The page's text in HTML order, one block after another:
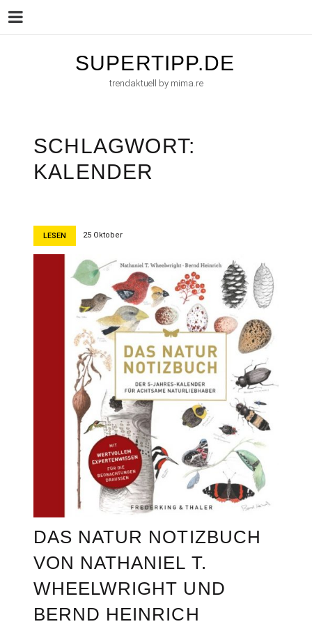
SUPERTIPP.DE
trendaktuell by mima.re
SCHLAGWORT:
KALENDER
LESEN 25 Oktober
DAS NATUR NOTIZBUCH
VON NATHANIEL T.
WHEELWRIGHT UND
BERND HEINRICH
Menu